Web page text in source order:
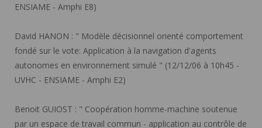
ENSIAME - Amphi E8)
David HANON : " Modèle décisionnel orienté comportement
fondé sur le vote: Application à la navigation d'agents
autonomes en environnement simulé " (12/12/06 à 10h45 -
UVHC - ENSIAME - Amphi E2)
Benoit GUIOST : " Coopération homme-machine soutenue
par un espace de travail commun - application au contrôle de